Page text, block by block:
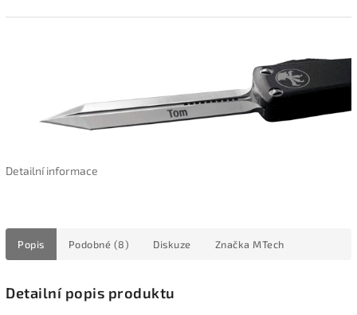
Detailní informace
Popis Podobné (8) Diskuze Značka MTech
Detailní popis produktu